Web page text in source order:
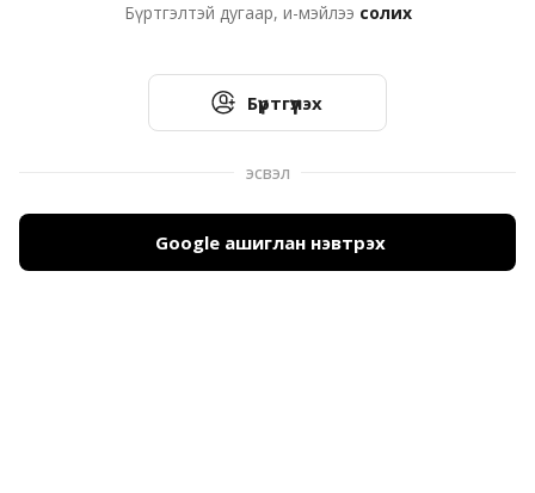
Бүртгэлтэй дугаар, и-мэйлээ солих
Бүртгүүлэх
эсвэл
Google ашиглан нэвтрэх